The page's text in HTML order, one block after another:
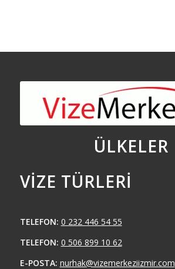
ÜLKELER
VIZE TÜRLERI
TELEFON: 0 232 446 54 55
TELEFON: 0 506 899 10 62
E-POSTA: nurhak@vizemerkeziizmir.com